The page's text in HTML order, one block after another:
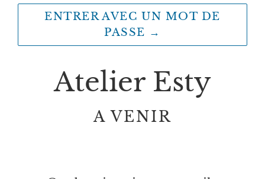
ENTRER AVEC UN MOT DE
PASSE →
Atelier Esty
A VENIR